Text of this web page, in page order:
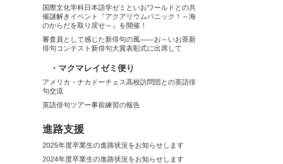
国際文化学科日本語学ゼミといおワールドとの共
催謎解きイベント『アクアリウムパニック！～海
のからだを取り戻せ～』を開催！
審査員として感じた新俳句の風――お～いお茶新
俳句コンテスト新俳句大賞表彰式に出席して
・マクマレイゼミ便り
アメリカ・ナカドーチェス高校訪問団との英語俳
句交流
英語俳句ツアー事前練習の報告
進路支援
2025年度卒業生の進路状況をお知らせします
2024年度卒業生の進路状況をお知らせします